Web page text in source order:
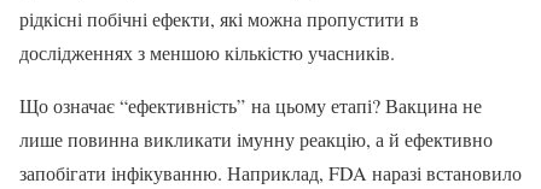
рідкісні побічні ефекти, які можна пропустити в
дослідженнях з меншою кількістю учасників.
Що означає “ефективність” на цьому етапі? Вакцина не
лише повинна викликати імунну реакцію, а й ефективно
запобігати інфікуванню. Наприклад, FDA наразі встановило